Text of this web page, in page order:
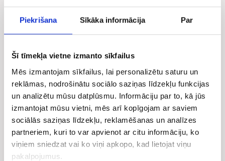
Piekrišana Sīkāka informācija Par
Šī tīmekļa vietne izmanto sīkfailus
Mēs izmantojam sīkfailus, lai personalizētu saturu un
reklāmas, nodrošinātu sociālo saziņas līdzekļu funkcijas
un analizētu mūsu datplūsmu. Informāciju par to, kā jūs
izmantojat mūsu vietni, mēs arī kopīgojam ar saviem
sociālās saziņas līdzekļu, reklamēšanas un analīzes
partneriem, kuri to var apvienot ar citu informāciju, ko
viņiem sniedzat vai ko viņi apkopo, kad lietojat viņu
pakalpojumus.
Laikraksts "Diena" Pam...
No 10.57 €/mēn.*